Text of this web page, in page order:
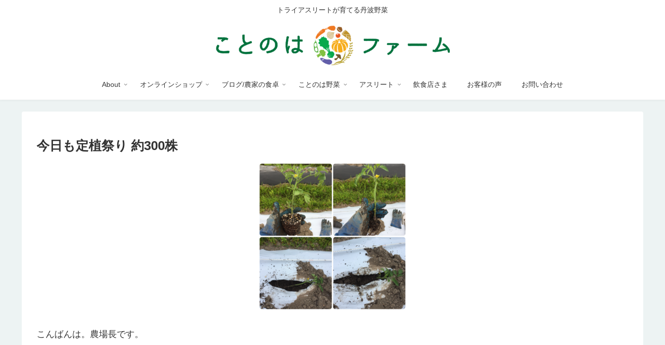
トライアスリートが育てる丹波野菜
About オンラインショップ ブログ/農家の食卓 ことのは野菜 アスリート 飲食店さま お客様の声 お問い合わせ
今日も定植祭り 約300株
こんばんは。農場長です。